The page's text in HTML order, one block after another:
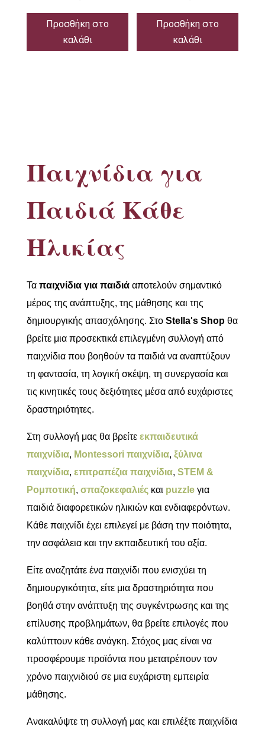
Προσθήκη στο
καλάθι
Προσθήκη στο
καλάθι
Παιχνίδια για
Παιδιά Κάθε
Ηλικίας
Τα παιχνίδια για παιδιάαποτελούν σημαντικό
μέρος της ανάπτυξης, της μάθησης και της
δημιουργικής απασχόλησης. Στο Stella's Shopθα
βρείτε μια προσεκτικά επιλεγμένη συλλογή από
παιχνίδια που βοηθούν τα παιδιά να αναπτύξουν
τη φαντασία, τη λογική σκέψη, τη συνεργασία και
τις κινητικές τους δεξιότητες μέσα από ευχάριστες
δραστηριότητες.
Στη συλλογή μας θα βρείτε εκπαιδευτικά
παιχνίδια, Montessori παιχνίδια, ξύλινα
παιχνίδια, επιτραπέζια παιχνίδια, STEM &
Ρομποτική, σπαζοκεφαλιές και puzzle για
παιδιά διαφορετικών ηλικιών και ενδιαφερόντων.
Κάθε παιχνίδι έχει επιλεγεί με βάση την ποιότητα,
την ασφάλεια και την εκπαιδευτική του αξία.
Είτε αναζητάτε ένα παιχνίδι που ενισχύει τη
δημιουργικότητα, είτε μια δραστηριότητα που
βοηθά στην ανάπτυξη της συγκέντρωσης και της
επίλυσης προβλημάτων, θα βρείτε επιλογές που
καλύπτουν κάθε ανάγκη. Στόχος μας είναι να
προσφέρουμε προϊόντα που μετατρέπουν τον
χρόνο παιχνιδιού σε μια ευχάριστη εμπειρία
μάθησης.
Ανακαλύψτε τη συλλογή μας και επιλέξτε παιχνίδια